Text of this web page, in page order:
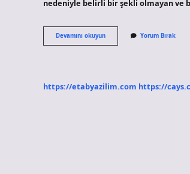
nedeniyle belirli bir şekli olmayan ve
Devamını okuyunBir
Akışkan
Yorum Bırak
https://etabyazilim.com https://